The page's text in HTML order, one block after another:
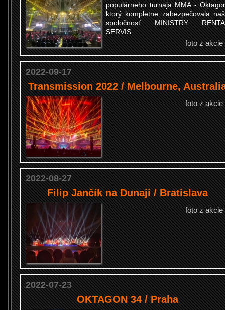
populárneho turnaja MMA -
ktorý kompletne zabezpečovala
spoločnosť MINISTRY
SERVIS.
foto z akcie
2022-09-17
Transmission 2022 / Melbourne,
foto z akcie
2022-08-27
Filip Jančík na Dunaji / Bratislava
foto z akcie
2022-07-23
OKTAGON 34 / Praha